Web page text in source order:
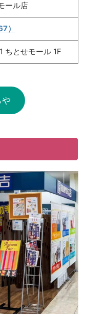
ール店
）
ちとせモール 1F
や